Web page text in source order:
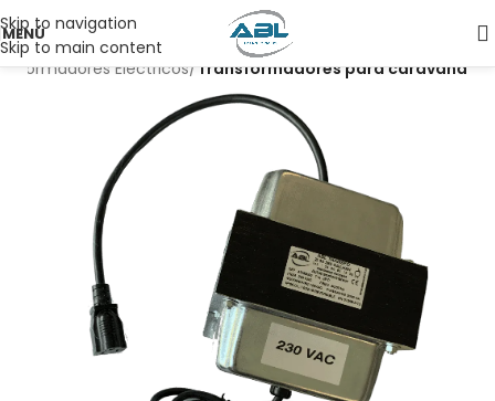
Skip to navigation
Skip to main content
MENÚ
Eléctricos Transformadores para caravana